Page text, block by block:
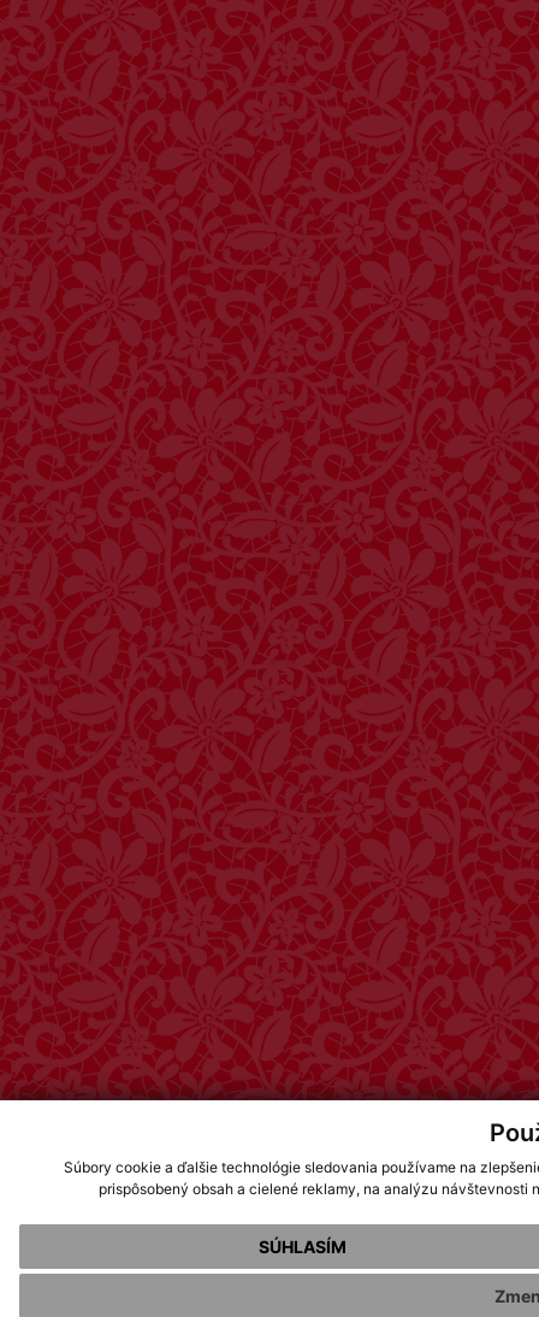
Súbory cookie a ďalšie technológie sledovania používame na
prispôsobený obsah a cielené reklamy, na analýzu
SÚHLASÍM